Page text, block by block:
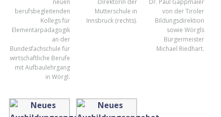
berufsbegleitenden
Kollegs für
Elementarpädagogik
an der
Bundesfachschule für
wirtschaftliche Berufe
mit Aufbaulehrgang
in Wörgl.
Mutterschule in
Innsbruck (rechts).
von der Tiroler
Bildungsdirektion
sowie Wörgls
Bürgermeister
Michael Riedhart.